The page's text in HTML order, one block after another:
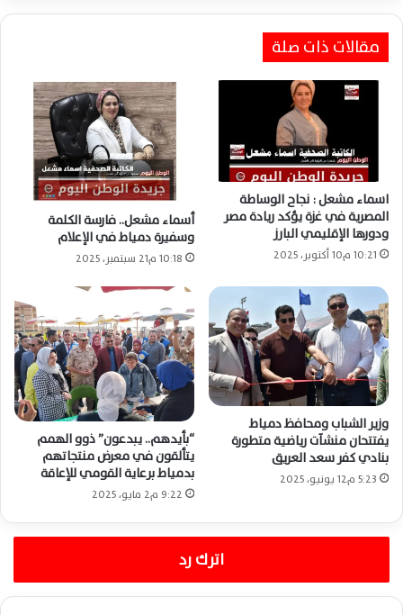
مقالات ذات صلة
اسماء مشعل : نجاح الوساطة
المصرية في غزة يؤكد ريادة مصر
ودورها الإقليمي البارز
10:21 م10 أكتوبر، 2025
أسماء مشعل.. فارسة الكلمة
وسفيرة دمياط في الإعلام
10:18 م21 سبتمبر، 2025
وزير الشباب ومحافظ دمياط
يفتتحان منشآت رياضية متطورة
بنادي كفر سعد العريق
5:23 م12 يونيو، 2025
“بأيدهم.. يبدعون” ذوو الهمم
يتألقون في معرض منتجاتهم
بدمياط برعاية القومي للإعاقة
9:22 م2 مايو، 2025
اترك رد